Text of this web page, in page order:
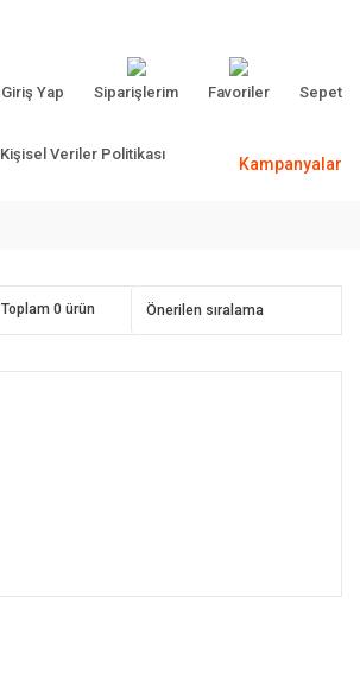
Giriş Yap Siparişlerim Favoriler Sepet
Kişisel Veriler Politikası
Kampanyalar
Toplam 0 ürün